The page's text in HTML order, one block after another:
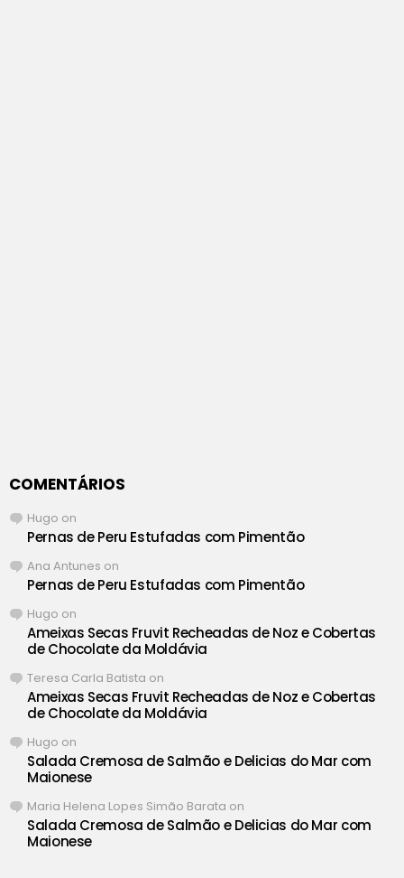
COMENTÁRIOS
Hugo on
Pernas de Peru Estufadas com Pimentão
Ana Antunes on
Pernas de Peru Estufadas com Pimentão
Hugo on
Ameixas Secas Fruvit Recheadas de Noz e Cobertas
de Chocolate da Moldávia
Teresa Carla Batista on
Ameixas Secas Fruvit Recheadas de Noz e Cobertas
de Chocolate da Moldávia
Hugo on
Salada Cremosa de Salmão e Delicias do Mar com
Maionese
Maria Helena Lopes Simão Barata on
Salada Cremosa de Salmão e Delicias do Mar com
Maionese